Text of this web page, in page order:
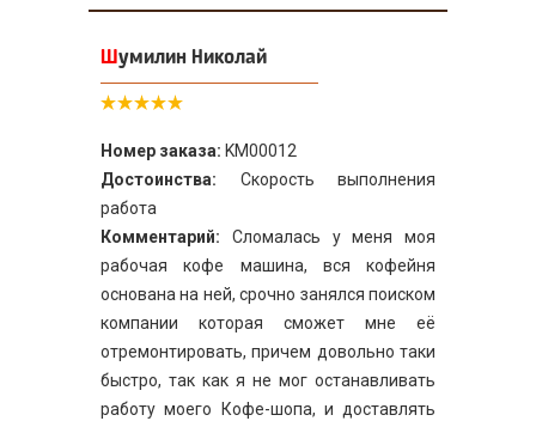
Шумилин Николай
Номер заказа: KM00012
Достоинства: Скорость выполнения
работа
Комментарий: Сломалась у меня моя
рабочая кофе машина, вся кофейня
основана на ней, срочно занялся поиском
компании которая сможет мне её
отремонтировать, причем довольно таки
быстро, так как я не мог останавливать
работу моего Кофе-шопа, и доставлять